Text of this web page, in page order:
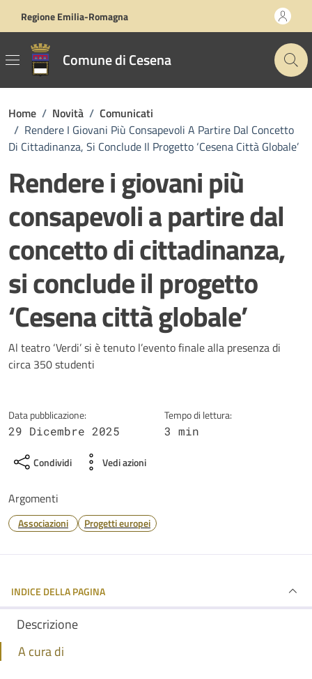
Regione Emilia-Romagna
Comune di Cesena
Home / Novità / Comunicati
/ Rendere I Giovani Più Consapevoli A Partire Dal Concetto
Di Cittadinanza, Si Conclude Il Progetto ‘Cesena Città Globale’
Rendere i giovani più
consapevoli a partire dal
concetto di cittadinanza,
si conclude il progetto
‘Cesena città globale’
Dettagli della notizia
Al teatro ‘Verdi’ si è tenuto l’evento finale alla presenza di
circa 350 studenti
Data pubblicazione:
29 Dicembre 2025
Tempo di lettura:
3 min
Condividi Vedi azioni
Argomenti
Associazioni Progetti europei
INDICE DELLA PAGINA
Descrizione
A cura di